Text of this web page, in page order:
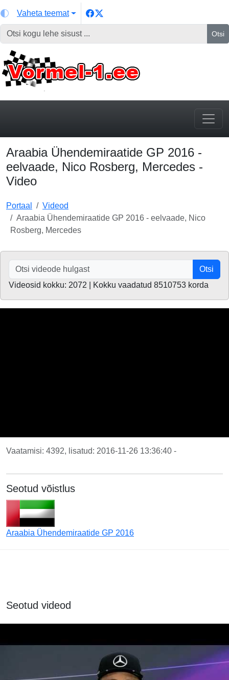
Vaheta teemat
Otsi
Araabia Ühendemiraatide GP 2016 -
eelvaade, Nico Rosberg, Mercedes -
Video
Portaal
Videod
Araabia Ühendemiraatide GP 2016 - eelvaade, Nico
Rosberg, Mercedes
Otsi
Videosid kokku: 2072 | Kokku vaadatud 8510753 korda
Vaatamisi: 4392, lisatud: 2016-11-26 13:36:40 -
Seotud võistlus
Araabia Ühendemiraatide GP 2016
Seotud videod